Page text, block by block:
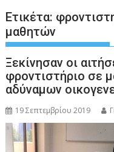
Ετικέτα:
μαθητών
Ξεκίνησαν οι
φροντιστήριο σε
αδύναμων
19 Σεπτεμβρίου 2019